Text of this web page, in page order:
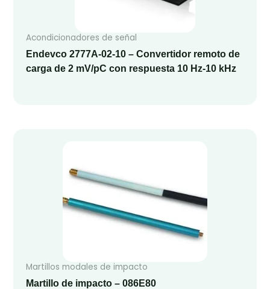
Acondicionadores de señal
Endevco 2777A-02-10 – Convertidor remoto de
carga de 2 mV/pC con respuesta 10 Hz‑10 kHz
Martillos modales de impacto
Martillo de impacto – 086E80